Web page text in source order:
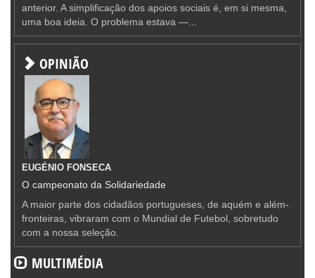
anterior. A simplificação dos apoios sociais é, em si mesma,
uma boa ideia. O problema estava —...
OPINIÃO
EUGÉNIO FONSECA
O campeonato da Solidariedade
A maior parte dos cidadãos portugueses, de aquém e além-
fronteiras, vibraram com o Mundial de Futebol, sobretudo
com a nossa seleção.
MULTIMÉDIA